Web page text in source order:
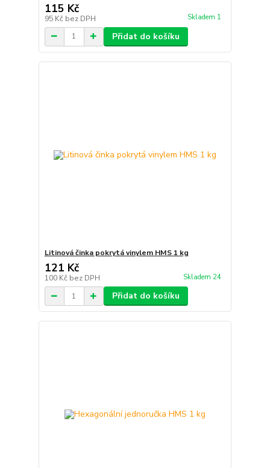
115 Kč
95 Kč bez DPH Skladem 1
Přidat do košíku
Litinová činka pokrytá vinylem HMS 1 kg
121 Kč
100 Kč bez DPH Skladem 24
Přidat do košíku